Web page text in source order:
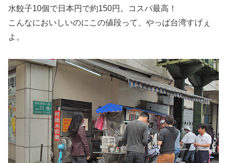
水餃子10個で日本円で約150円。コスパ最高！
こんなにおいしいのにこの値段って、やっぱ台湾すげぇ
よ。